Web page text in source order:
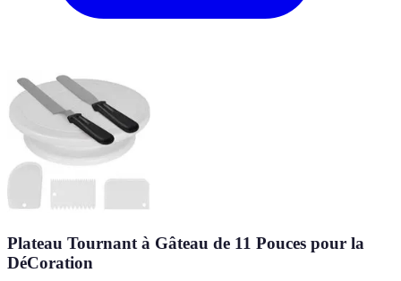
Plateau Tournant à Gâteau de 11 Pouces pour la
DéCoration